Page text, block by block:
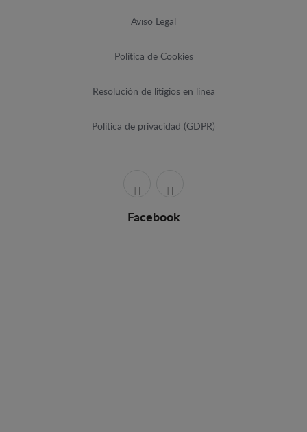
Aviso Legal
Política de Cookies
Resolución de litigios en línea
Política de privacidad (GDPR)
Facebook